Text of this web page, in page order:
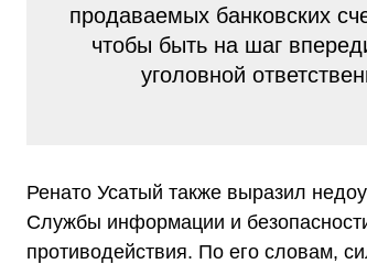
продаваемых банковских
чтобы быть на шаг
уголовной
Ренато Усатый также выразил
Службы информации и
противодействия. По его словам,